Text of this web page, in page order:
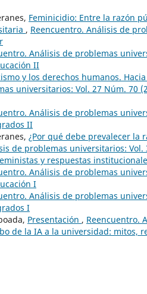
Feminicidio: Entre la razón
, Reencuentro. Análisis de
Análisis de problemas
II
y los derechos humanos.
universitarios: Vol. 27 Núm. 70
Análisis de problemas
II
¿Por qué debe prevalecer la
de problemas universitarios: Vol.
y respuestas
Análisis de problemas
I
Análisis de problemas
I
Presentación , Reencuentro.
de la IA a la universidad: mitos,